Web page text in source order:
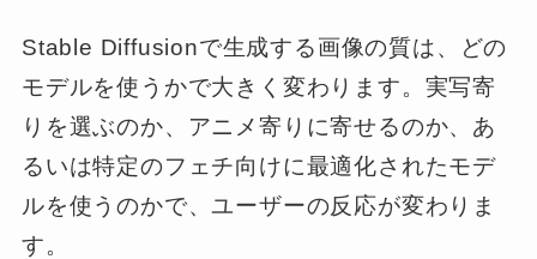
Stable Diffusionで生成する画像の質は、どの
モデルを使うかで大きく変わります。実写寄
りを選ぶのか、アニメ寄りに寄せるのか、あ
るいは特定のフェチ向けに最適化されたモデ
ルを使うのかで、ユーザーの反応が変わりま
す。